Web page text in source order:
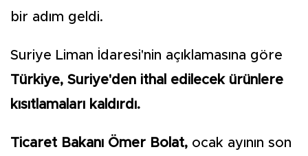
bir adım geldi.
Suriye Liman İdaresi'nin açıklamasına göre
Türkiye, Suriye'den ithal edilecek ürünlere
kısıtlamaları kaldırdı.
Ticaret Bakanı Ömer Bolat, ocak ayının son